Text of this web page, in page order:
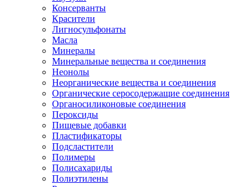
Консерванты
Красители
Лигносульфонаты
Масла
Минералы
Минеральные вещества и соединения
Неонолы
Неорганические вещества и соединения
Органические серосодержащие соединения
Органосиликоновые соединения
Пероксиды
Пищевые добавки
Пластификаторы
Подсластители
Полимеры
Полисахариды
Полиэтилены